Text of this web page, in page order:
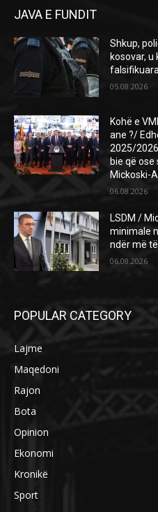
JAVA E FUNDIT
Shkup,
kosovar,
falsifikuara
05.08.2026
Kohë e
ane ?/
2025/
bie që
Mickoski-
06.08.2026
LSDM /
minimale
ndër më
06.08.2026
POPULAR CATEGORY
Lajme
Maqedoni
Rajon
Bota
Opinion
Ekonomi
Kronikë
Sport